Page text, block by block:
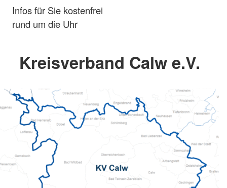
Infos für Sie kostenfrei
rund um die Uhr
Kreisverband Calw e.V.